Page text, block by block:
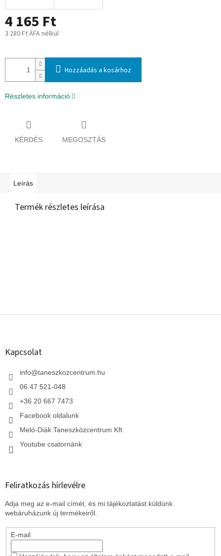
4 165 Ft
3 280 Ft ÁFA nélkül
Hozzáadás a kosárhoz
Részletes információ
KÉRDÉS MEGOSZTÁS
Leírás
Termék részletes leírása
L
Kapcsolat
info@taneszkozcentrum.hu
06 47 521-048
+36 20 667 7473
Facebook oldalunk
Meló-Diák Taneszközcentrum Kft
Youtube csatornánk
Feliratkozás hírlevélre
Adja meg az e-mail címét, és mi tájékoztatást küldünk
webáruházunk új termékeiről.
E-mail